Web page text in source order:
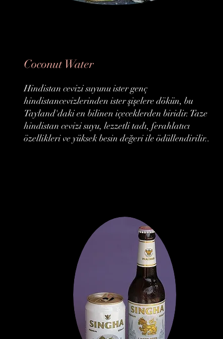
Coconut Water
Hindistan cevizi suyunu ister genç
hindistancevizlerinden ister şişelere dökün, bu
Tayland'daki en bilinen içeceklerden biridir. Taze
hindistan cevizi suyu, lezzetli tadı, ferahlatıcı
özellikleri ve yüksek besin değeri ile ödüllendirilir..